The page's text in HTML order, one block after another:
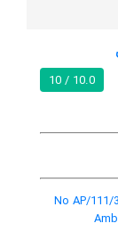
5.3 / 10
1/8 A,
Medical College,